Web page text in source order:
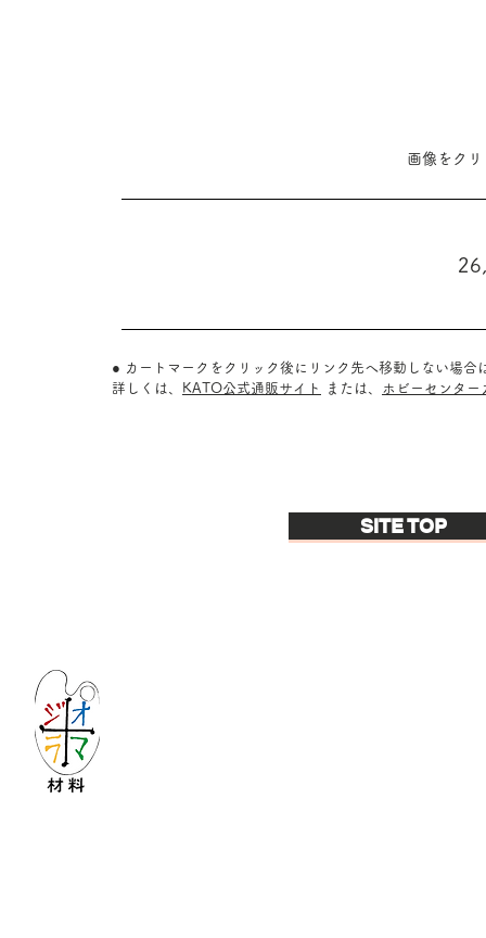
画像をク
● カートマークをクリック後にリンク先へ移動しない場
詳しくは、
KATO公式通販サイト または、 ホビーセンター
SITE TOP